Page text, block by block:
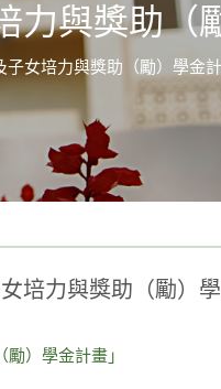
力與獎助（
女培力與獎助（勵）學金計
培力與獎助（勵）學
）學金計畫」